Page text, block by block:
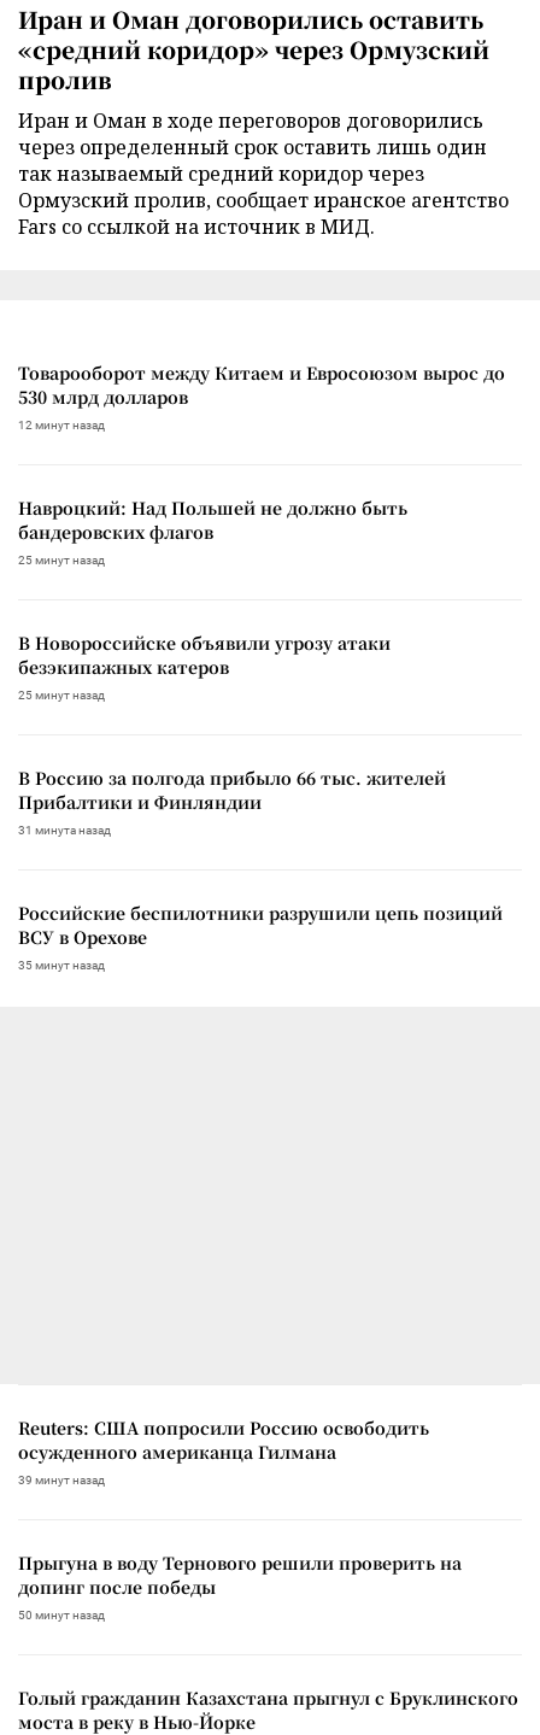
Иран и Оман договорились оставить
«средний коридор» через Ормузский
пролив
Иран и Оман в ходе переговоров договорились
через определенный срок оставить лишь один
так называемый средний коридор через
Ормузский пролив, сообщает иранское агентство
Fars со ссылкой на источник в МИД.
Товарооборот между Китаем и Евросоюзом вырос до
530 млрд долларов
12 минут назад
Навроцкий: Над Польшей не должно быть
бандеровских флагов
25 минут назад
В Новороссийске объявили угрозу атаки
безэкипажных катеров
25 минут назад
В Россию за полгода прибыло 66 тыс. жителей
Прибалтики и Финляндии
31 минута назад
Российские беспилотники разрушили цепь позиций
ВСУ в Орехове
35 минут назад
Reuters: США попросили Россию освободить
осужденного американца Гилмана
39 минут назад
Прыгуна в воду Тернового решили проверить на
допинг после победы
50 минут назад
Голый гражданин Казахстана прыгнул с Бруклинского
моста в реку в Нью-Йорке